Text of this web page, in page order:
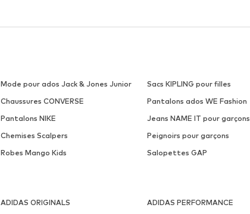
Mode pour ados Jack & Jones Junior Sacs KIPLING pour filles
Chaussures CONVERSE Pantalons ados WE Fashion
Pantalons NIKE Jeans NAME IT pour garçons
Chemises Scalpers Peignoirs pour garçons
Robes Mango Kids Salopettes GAP
ADIDAS ORIGINALS ADIDAS PERFORMANCE